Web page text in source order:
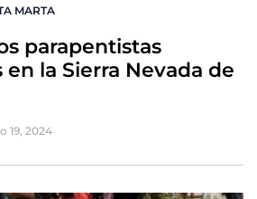
MARTA
parapentistas
la Sierra Nevada de
19, 2024